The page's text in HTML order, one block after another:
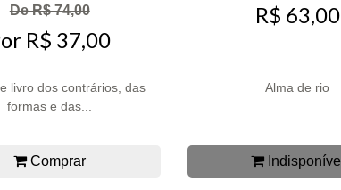
De R$ 74,00
R$ 37,00
livro dos contrários, das
formas e das...
Comprar
R$ 63,00
Alma de rio
Indisponível